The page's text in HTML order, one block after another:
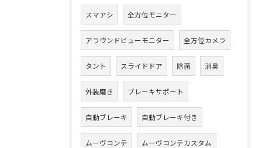
スマアシ 全方位モニター
アラウンドビューモニター 全方位カメラ
タント スライドドア 除菌 消臭
外装磨き ブレーキサポート
自動ブレーキ 自動ブレーキ付き
ムーヴコンテ ムーヴコンテカスタム